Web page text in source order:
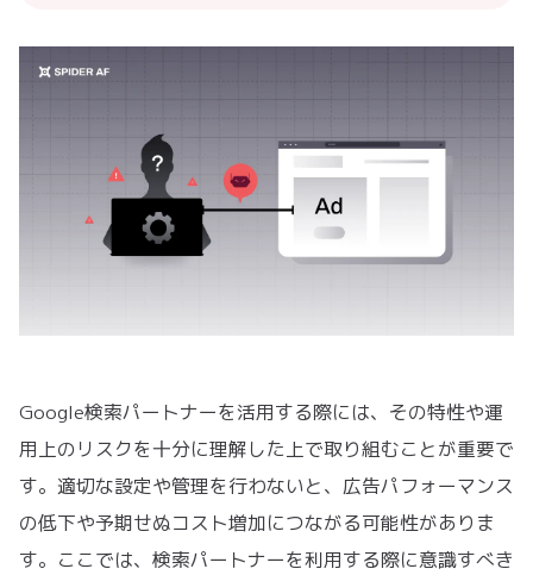
Google検索パートナーを活用する際には、その特性や運
用上のリスクを十分に理解した上で取り組むことが重要で
す。適切な設定や管理を行わないと、広告パフォーマンス
の低下や予期せぬコスト増加につながる可能性がありま
す。ここでは、検索パートナーを利用する際に意識すべき